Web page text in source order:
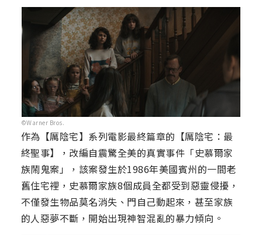
©Warner Bros.
作為【厲陰宅】系列電影最終篇章的【厲陰宅：最
終聖事】，改編自震驚全美的真實事件「史慕爾家
族鬧鬼案」，該案發生於1986年美國賓州的一間老
舊住宅裡，史慕爾家族8個成員全都受到惡靈侵擾，
不僅發生物品莫名消失、門自己動起來，甚至家族
的人惡夢不斷，開始出現神智混亂的暴力傾向。